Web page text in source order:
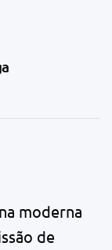
moderna
de